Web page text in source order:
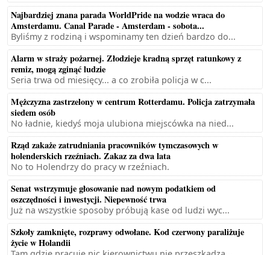
Najbardziej znana parada WorldPride na wodzie wraca do
Amsterdamu. Canal Parade - Amsterdam - sobota...
Byliśmy z rodziną i wspominamy ten dzień bardzo do...
Alarm w straży pożarnej. Złodzieje kradną sprzęt ratunkowy z
remiz, mogą zginąć ludzie
Seria trwa od miesięcy... a co zrobiła policja w c...
Mężczyzna zastrzelony w centrum Rotterdamu. Policja zatrzymała
siedem osób
No ładnie, kiedyś moja ulubiona miejscówka na nied...
Rząd zakaże zatrudniania pracowników tymczasowych w
holenderskich rzeźniach. Zakaz za dwa lata
No to Holendrzy do pracy w rzeźniach.
Senat wstrzymuje głosowanie nad nowym podatkiem od
oszczędności i inwestycji. Niepewność trwa
Już na wszystkie sposoby próbują kase od ludzi wyc...
Szkoły zamknięte, rozprawy odwołane. Kod czerwony paraliżuje
życie w Holandii